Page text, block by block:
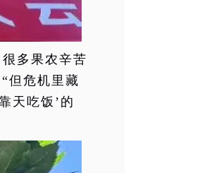
多果农辛苦
但危机里藏
天吃饭’的